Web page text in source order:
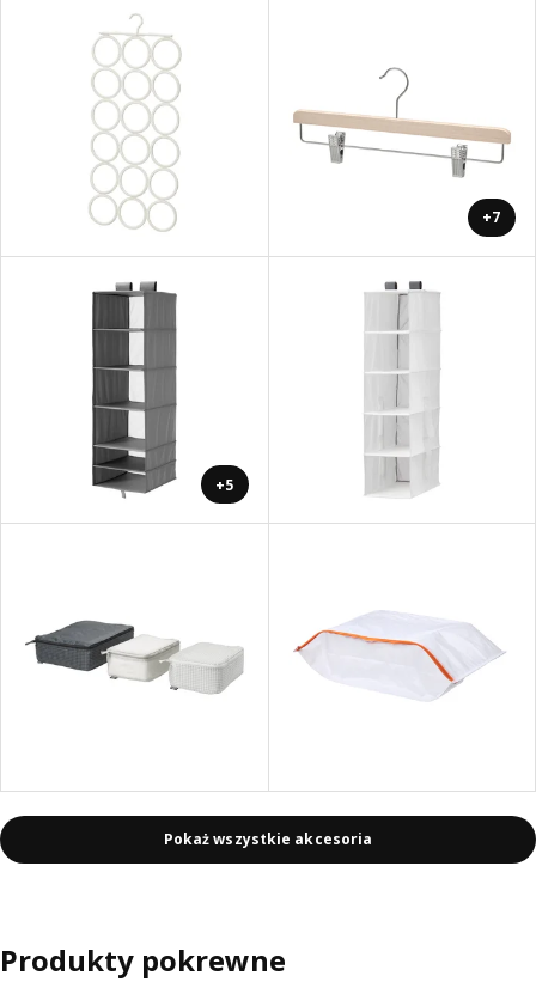
+7
+5
Pokaż wszystkie akcesoria
Produkty pokrewne